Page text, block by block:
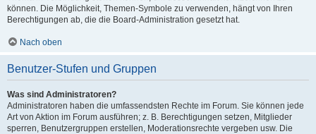
können. Die Möglichkeit, Themen-Symbole zu verwenden, hängt von Ihren
Berechtigungen ab, die die Board-Administration gesetzt hat.
Nach oben
Benutzer-Stufen und Gruppen
Was sind Administratoren?
Administratoren haben die umfassendsten Rechte im Forum. Sie können jede
Art von Aktion im Forum ausführen; z. B. Berechtigungen setzen, Mitglieder
sperren, Benutzergruppen erstellen, Moderationsrechte vergeben usw. Die